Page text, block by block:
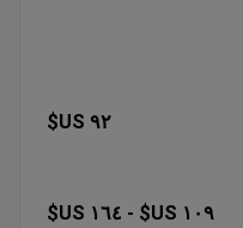
للمرضى الدوليين.
كيب تاون لتلقي العلاج.
٩٢ US$
١٠٩ US$ - ١٦٤ US$